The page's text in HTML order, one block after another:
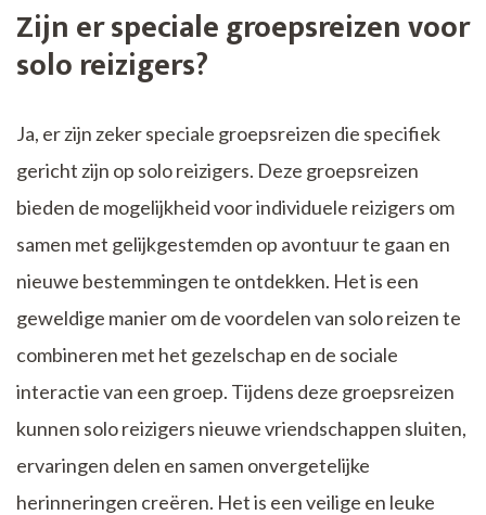
Zijn er speciale groepsreizen voor
solo reizigers?
Ja, er zijn zeker speciale groepsreizen die specifiek
gericht zijn op solo reizigers. Deze groepsreizen
bieden de mogelijkheid voor individuele reizigers om
samen met gelijkgestemden op avontuur te gaan en
nieuwe bestemmingen te ontdekken. Het is een
geweldige manier om de voordelen van solo reizen te
combineren met het gezelschap en de sociale
interactie van een groep. Tijdens deze groepsreizen
kunnen solo reizigers nieuwe vriendschappen sluiten,
ervaringen delen en samen onvergetelijke
herinneringen creëren. Het is een veilige en leuke